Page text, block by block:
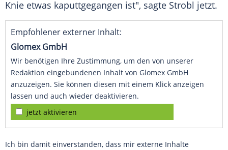
Knie etwas kaputtgegangen ist", sagte Strobl jetzt.
Empfohlener externer Inhalt:
Glomex GmbH
Wir benötigen Ihre Zustimmung, um den von unserer
Redaktion eingebundenen Inhalt von Glomex GmbH
anzuzeigen. Sie können diesen mit einem Klick anzeigen
lassen und auch wieder deaktivieren.
jetzt aktivieren
Ich bin damit einverstanden, dass mir externe Inhalte